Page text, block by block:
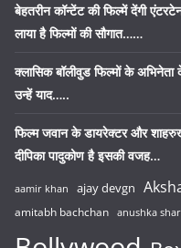
बेहतरीन कॉन्टेंट की फिल्में देंगी
लाया है फिल्मों की सौगात……
क्लासिक बॉलीवुड फिल्मों के
उन्हें याद…..
फिल्म जवान के डायरेक्टर और
दीपिका पादुकोण है इसकी वजह…
aamir khan ajay devgn
amitabh bachchan anushka